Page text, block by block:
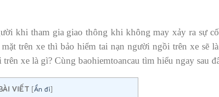
khi tham gia giao thông khi không may xảy ra sự
trên xe thì bảo hiểm tai nạn người ngồi trên xe sẽ
xe là gì? Cùng baohiemtoancau tìm hiểu ngay sau
VIẾT [Ẩn đi]